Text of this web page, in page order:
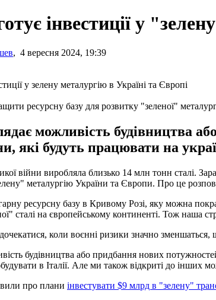
інвестиції у
, 4 вересня 2024, 19:39
ресурсну базу для розвитку "зеленої"
можливість будівництва
які будуть працювати на
війни виробляла близько 14 млн тонн сталі.
металургію України та Європи. Про це
ресурсну базу в Кривому Розі, яку можна
сталі на європейському континенті. Тож наша
коли воєнні ризики значно
будівництва або придбання нових
в Італії. Але ми також відкриті до інших
про плани інвестувати $9 млрд в "зелену"